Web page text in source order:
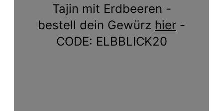
Tajin mit Erdbeeren -
bestell dein Gewürz hier -
CODE: ELBBLICK20